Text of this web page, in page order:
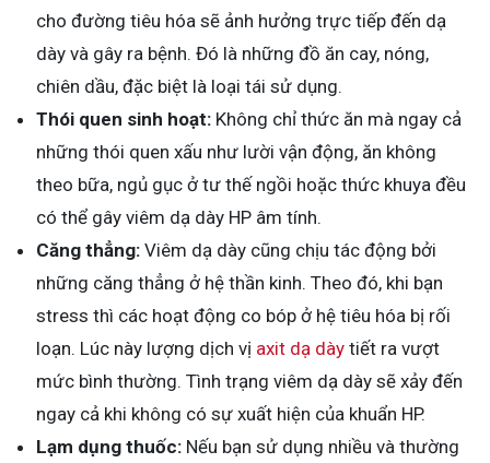
cho đường tiêu hóa sẽ ảnh hưởng trực tiếp đến dạ
dày và gây ra bệnh. Đó là những đồ ăn cay, nóng,
chiên dầu, đặc biệt là loại tái sử dụng.
Thói quen sinh hoạt: Không chỉ thức ăn mà ngay cả
những thói quen xấu như lười vận động, ăn không
theo bữa, ngủ gục ở tư thế ngồi hoặc thức khuya đều
có thể gây viêm dạ dày HP âm tính.
Căng thẳng: Viêm dạ dày cũng chịu tác động bởi
những căng thẳng ở hệ thần kinh. Theo đó, khi bạn
stress thì các hoạt động co bóp ở hệ tiêu hóa bị rối
loạn. Lúc này lượng dịch vị axit dạ dày tiết ra vượt
mức bình thường. Tình trạng viêm dạ dày sẽ xảy đến
ngay cả khi không có sự xuất hiện của khuẩn HP.
Lạm dụng thuốc: Nếu bạn sử dụng nhiều và thường